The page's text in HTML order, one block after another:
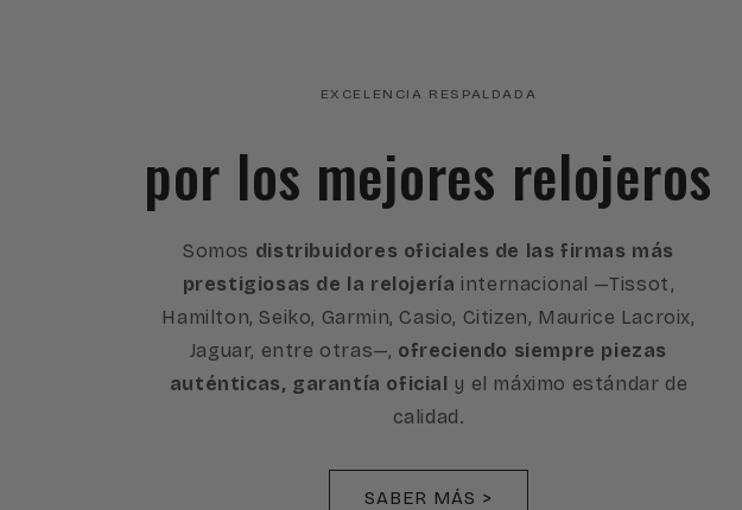
EXCELENCIA RESPALDADA
por los mejores relojeros
Somos distribuidores oficiales de las firmas más
prestigiosas de la relojería internacional —Tissot,
Hamilton, Seiko, Garmin, Casio, Citizen, Maurice Lacroix,
Jaguar, entre otras—, ofreciendo siempre piezas
auténticas, garantía oficial y el máximo estándar de
calidad.
SABER MÁS >